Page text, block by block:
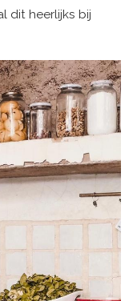
dit heerlijks bij